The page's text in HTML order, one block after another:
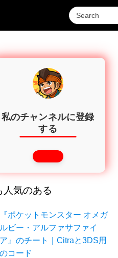
私のチャンネルに登録
する
人気のある
『ポケットモンスター オメガ
ルビー・アルファサファイ
ア』のチート｜Citraと3DS用
のコード